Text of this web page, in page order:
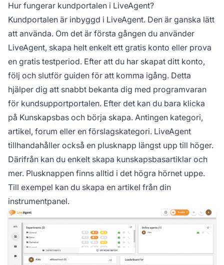
Hur fungerar kundportalen i LiveAgent?
Kundportalen är inbyggd i LiveAgent. Den är ganska lätt
att använda. Om det är första gången du använder
LiveAgent, skapa helt enkelt ett gratis konto eller prova
en gratis testperiod. Efter att du har skapat ditt konto,
följ och slutför guiden för att komma igång. Detta
hjälper dig att snabbt bekanta dig med programvaran
för kundsupportportalen. Efter det kan du bara klicka
på Kunskapsbas och börja skapa. Antingen kategori,
artikel, forum eller en förslagskategori. LiveAgent
tillhandahåller också en plusknapp längst upp till höger.
Därifrån kan du enkelt skapa kunskapsbasartiklar och
mer. Plusknappen finns alltid i det högra hörnet uppe.
Till exempel kan du skapa en artikel från din
instrumentpanel.